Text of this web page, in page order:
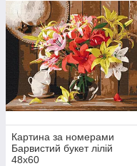
Картина за номерами
Барвистий букет лілій
48х60